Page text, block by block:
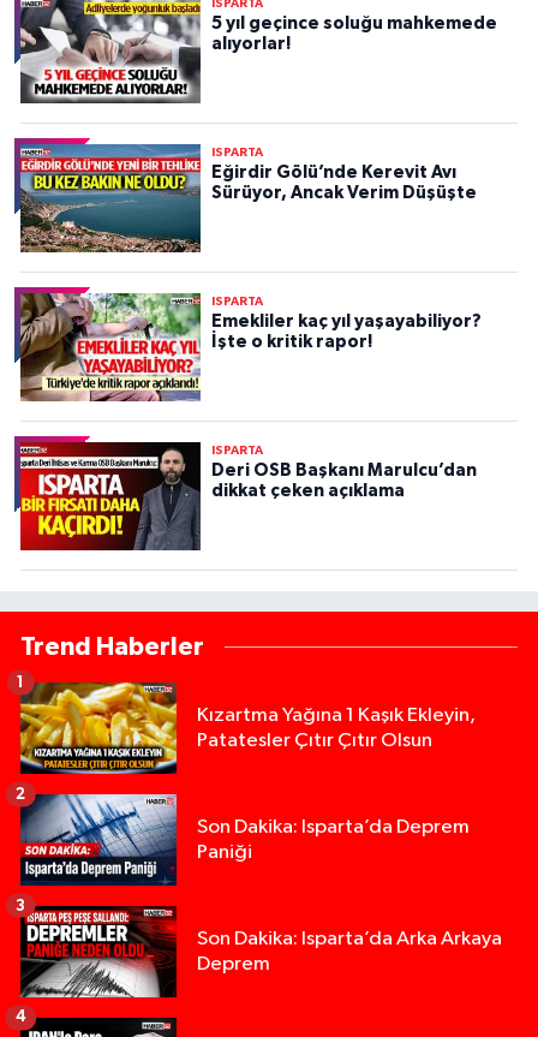
ISPARTA
5 yıl geçince soluğu mahkemede
alıyorlar!
ISPARTA
Eğirdir Gölü’nde Kerevit Avı
Sürüyor, Ancak Verim Düşüşte
ISPARTA
Emekliler kaç yıl yaşayabiliyor?
İşte o kritik rapor!
ISPARTA
Deri OSB Başkanı Marulcu’dan
dikkat çeken açıklama
Trend Haberler
Kızartma Yağına 1 Kaşık Ekleyin,
Patatesler Çıtır Çıtır Olsun
1
Son Dakika: Isparta’da Deprem
Paniği
2
Son Dakika: Isparta’da Arka Arkaya
Deprem
3
4